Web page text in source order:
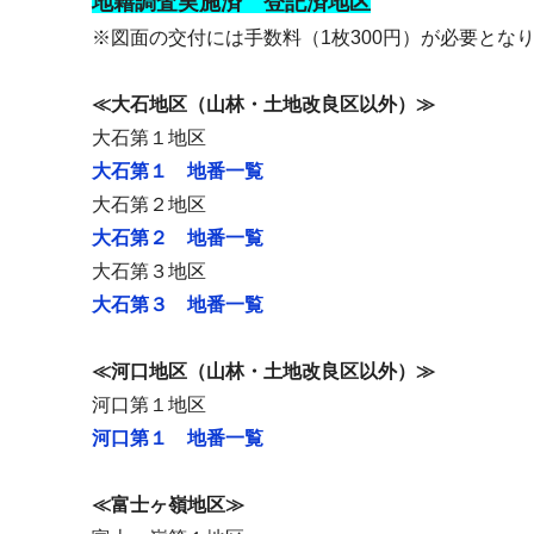
※図面の交付には手数料（1枚300円）が必要とな
≪大石地区（山林・土地改良区以外）≫
大石第１地区
大石第１ 地番一覧
大石第２地区
大石第２ 地番一覧
大石第３地区
大石第３ 地番一覧
≪河口地区（山林・土地改良区以外）≫
河口第１地区
河口第１ 地番一覧
≪富士ヶ嶺地区≫